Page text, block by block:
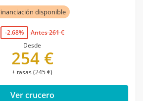
disponible
-2.68%
Antes 261 €
Desde
254 €
+ tasas (245 €)
Ver crucero